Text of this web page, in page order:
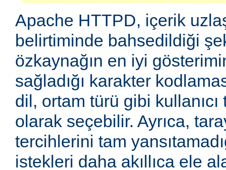
Apache HTTPD, içerik
belirtiminde bahsedildiği
özkaynağın en iyi
sağladığı karakter
dil, ortam türü gibi
olarak seçebilir. Ayrıca,
tercihlerini tam
istekleri daha akıllıca ele